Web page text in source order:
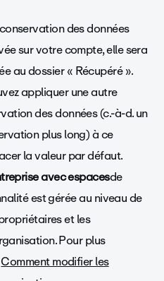
des données
sur votre compte, elle sera
au dossier « Récupéré ».
appliquer une autre
des données (c.-à-d. un
plus long) à ce
la valeur par défaut.
avec espacesde
est gérée au niveau de
et les
Pour plus
Comment modifier les